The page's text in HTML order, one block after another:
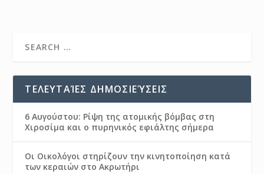
ΤΕΛΕΥΤΑΊΕΣ ΔΗΜΟΣΙΕΎΣΕΙΣ
6 Αυγούστου: Ρίψη της ατομικής βόμβας στη
Χιροσίμα και ο πυρηνικός εφιάλτης σήμερα
Οι Οικολόγοι στηρίζουν την κινητοποίηση κατά
των κεραιών στο Ακρωτήρι